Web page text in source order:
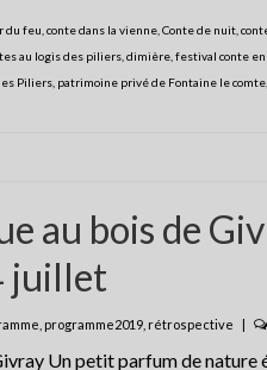
du feu conte dans la vienne, Conte de nuit,
au logis des piliers, dimière, festival conte
Piliers, patrimoine privé de Fontaine le comte,
au bois de
juillet
programme2019, rétrospective |
Un petit parfum de nature